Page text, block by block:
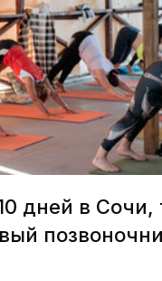
дней в Сочи,